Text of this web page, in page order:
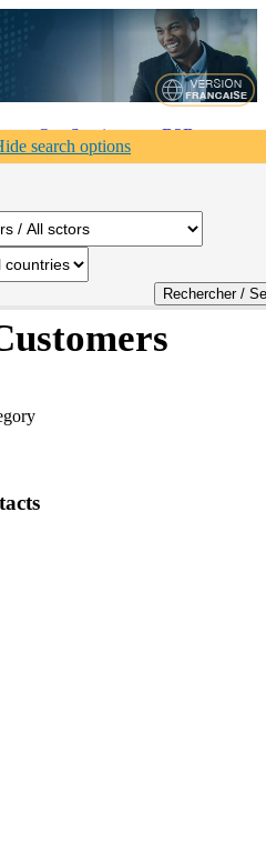
Our Services
B2B
search options